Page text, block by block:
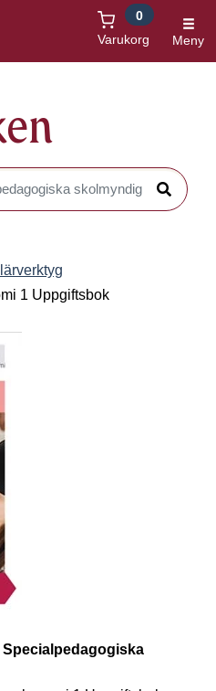
Varukorg
0
Meny
Sök
1 Uppgiftsbok